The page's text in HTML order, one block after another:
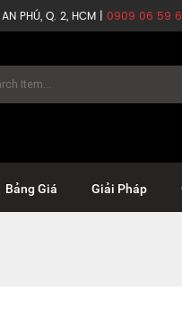
PHÚ, Q. 2, HCM | 0909 06 59
Bảng Giá Giải Pháp